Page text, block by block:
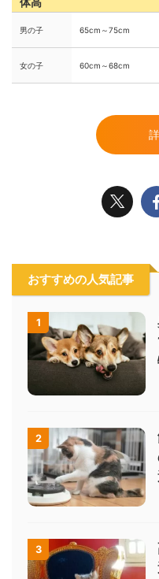
男の子 65cm～75cm
女の子 60cm～68cm
おすすめの人気記事
1
2
3